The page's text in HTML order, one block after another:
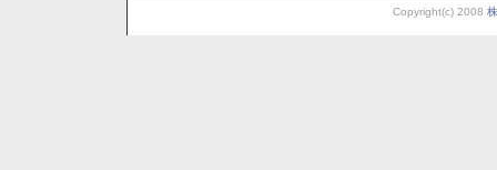
Copyright(c) 2008